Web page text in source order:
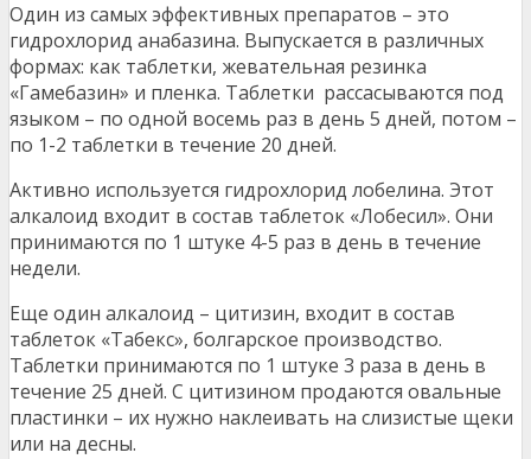
Один из самых эффективных препаратов – это
гидрохлорид анабазина. Выпускается в различных
формах: как таблетки, жевательная резинка
«Гамебазин» и пленка. Таблетки рассасываются под
языком – по одной восемь раз в день 5 дней, потом –
по 1-2 таблетки в течение 20 дней.
Активно используется гидрохлорид лобелина. Этот
алкалоид входит в состав таблеток «Лобесил». Они
принимаются по 1 штуке 4-5 раз в день в течение
недели.
Еще один алкалоид – цитизин, входит в состав
таблеток «Табекс», болгарское производство.
Таблетки принимаются по 1 штуке 3 раза в день в
течение 25 дней. С цитизином продаются овальные
пластинки – их нужно наклеивать на слизистые щеки
или на десны.